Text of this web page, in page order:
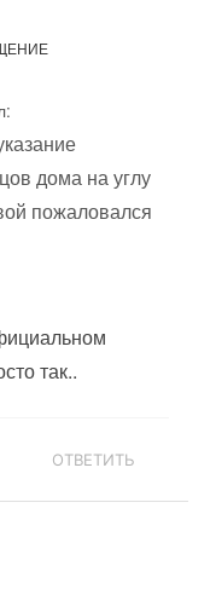
дома на углу
пожаловался
так..
ОТВЕТИТЬ